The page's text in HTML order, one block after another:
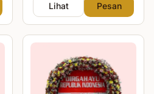
Lihat Pesan